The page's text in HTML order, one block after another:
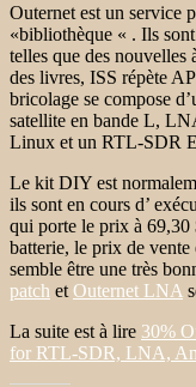
Outernet est un service
«bibliothèque « . Ils
telles que des nouvelles
des livres, ISS répète
bricolage se compose
satellite en bande L,
Linux et un RTL-SDR
Le kit DIY est
ils sont en cours d’
qui porte le prix à 69,30
batterie, le prix de
semble être une très
patch et Outernet LNA
La suite est à lire 30%
for RTL-SDR, LNA,